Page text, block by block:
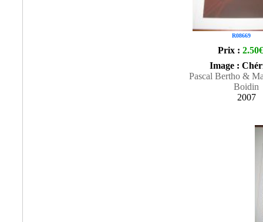
R08669
Prix : 2.50€
Image :
Pascal Bertho &
Boidin
2007